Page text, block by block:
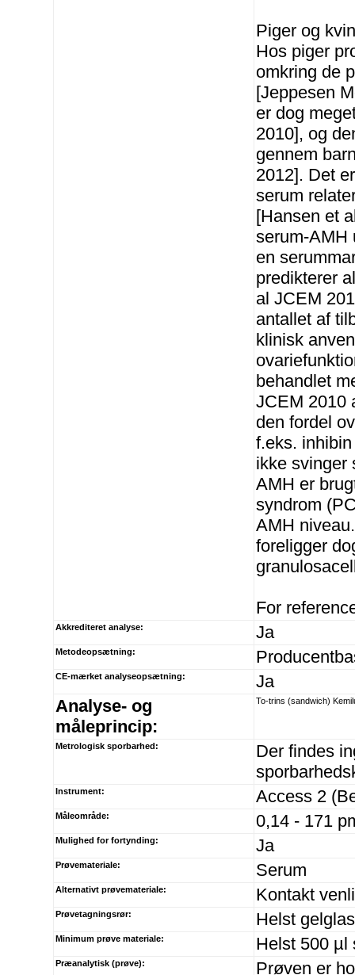
Piger og
Hos piger
omkring de
[Jeppesen
er dog
2010], og
gennem
2012]. Det
serum
[Hansen et
serum-AMH
en
predikterer
al JCEM
antallet af
klinisk
behandlet
JCEM 2010
den fordel
f.eks.
ikke svinger
AMH er
syndrom
AMH
foreligger
For
Akkrediteret analyse: Ja
Metodeopsætning:
CE-mærket analyseopsætning:
Ja
Analyse- og
måleprincip:
To-trins (sandwich)
Metrologisk sporbarhed:
Der findes
Instrument: Access 2
Måleområde: 0,14 - 171
Mulighed for fortynding: Ja
Prøvemateriale: Serum
Alternativt prøvemateriale: Kontakt
Prøvetagningsrør: Helst
Minimum prøve materiale: Helst 500 µl
Præanalytisk (prøve): Prøven er